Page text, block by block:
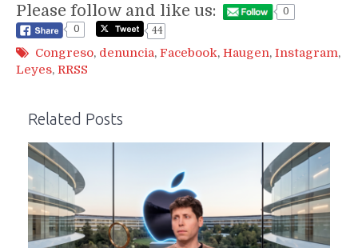
Please follow and like us:
0
0
44
Congreso, denuncia, Facebook, Haugen, Instagram,
Leyes, RRSS
Related Posts